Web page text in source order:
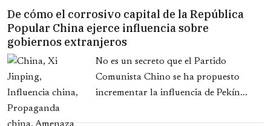
De cómo el corrosivo capital de la República
Popular China ejerce influencia sobre
gobiernos extranjeros
No es un secreto que el Partido
Comunista Chino se ha propuesto
incrementar la influencia de Pekín...